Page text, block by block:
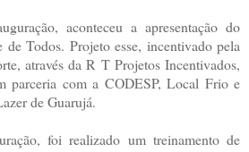
aconteceu a apresentação do
Todos. Projeto esse, incentivado pela
através da R T Projetos Incentivados,
parceria com a CODESP, Local Frio e
de Guarujá.
foi realizado um treinamento de